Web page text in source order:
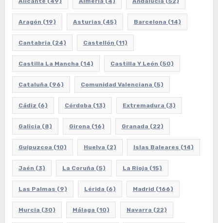
Aragón (19) Asturias (45) Barcelona (14)
Cantabria (24) Castellón (11)
Castilla La Mancha (14) Castilla Y León (50)
Cataluña (96) Comunidad Valenciana (5)
Cádiz (6) Córdoba (13) Extremadura (3)
Galicia (8) Girona (16) Granada (22)
Guipuzcoa (10) Huelva (2) Islas Baleares (14)
Jaén (3) La Coruña (5) La Rioja (15)
Las Palmas (9) Lérida (6) Madrid (166)
Murcia (30) Málaga (10) Navarra (22)